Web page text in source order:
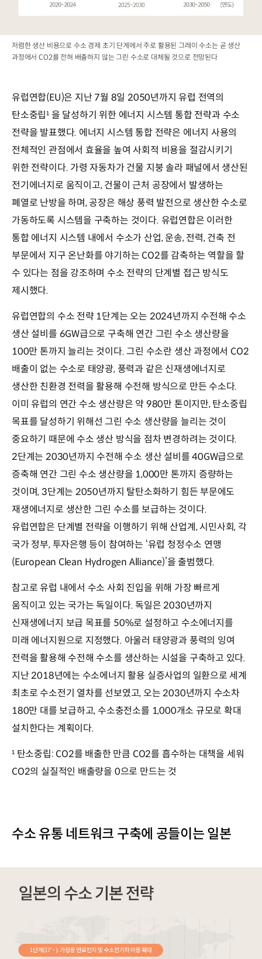
저렴한 생산 비용으로 수소 경제 초기 단계에서 주로 활용된 그레이 수소는 곧 생산
과정에서 CO2를 전혀 배출하지 않는 그린 수소로 대체될 것으로 전망된다
유럽연합(EU)은 지난 7월 8일 2050년까지 유럽 전역의
탄소중립¹ 을 달성하기 위한 에너지 시스템 통합 전략과 수소
전략을 발표했다. 에너지 시스템 통합 전략은 에너지 사용의
전체적인 관점에서 효율을 높여 사회적 비용을 절감시키기
위한 전략이다. 가령 자동차가 건물 지붕 솔라 패널에서 생산된
전기에너지로 움직이고, 건물이 근처 공장에서 발생하는
폐열로 난방을 하며, 공장은 해상 풍력 발전으로 생산한 수소로
가동하도록 시스템을 구축하는 것이다. 유럽연합은 이러한
통합 에너지 시스템 내에서 수소가 산업, 운송, 전력, 건축 전
부문에서 지구 온난화를 야기하는 CO2를 감축하는 역할을 할
수 있다는 점을 강조하며 수소 전략의 단계별 접근 방식도
제시했다.
유럽연합의 수소 전략 1단계는 오는 2024년까지 수전해 수소
생산 설비를 6GW급으로 구축해 연간 그린 수소 생산량을
100만 톤까지 늘리는 것이다. 그린 수소란 생산 과정에서 CO2
배출이 없는 수소로 태양광, 풍력과 같은 신재생에너지로
생산한 친환경 전력을 활용해 수전해 방식으로 만든 수소다.
이미 유럽의 연간 수소 생산량은 약 980만 톤이지만, 탄소중립
목표를 달성하기 위해선 그린 수소 생산량을 늘리는 것이
중요하기 때문에 수소 생산 방식을 점차 변경하려는 것이다.
2단계는 2030년까지 수전해 수소 생산 설비를 40GW급으로
증축해 연간 그린 수소 생산량을 1,000만 톤까지 증량하는
것이며, 3단계는 2050년까지 탈탄소화하기 힘든 부문에도
재생에너지로 생산한 그린 수소를 보급하는 것이다.
유럽연합은 단계별 전략을 이행하기 위해 산업계, 시민사회, 각
국가 정부, 투자은행 등이 참여하는 ‘유럽 청정수소 연맹
(European Clean Hydrogen Alliance)’을 출범했다.
참고로 유럽 내에서 수소 사회 진입을 위해 가장 빠르게
움직이고 있는 국가는 독일이다. 독일은 2030년까지
신재생에너지 보급 목표를 50%로 설정하고 수소에너지를
미래 에너지원으로 지정했다. 아울러 태양광과 풍력의 잉여
전력을 활용해 수전해 수소를 생산하는 시설을 구축하고 있다.
지난 2018년에는 수소에너지 활용 실증사업의 일환으로 세계
최초로 수소전기 열차를 선보였고, 오는 2030년까지 수소차
180만 대를 보급하고, 수소충전소를 1,000개소 규모로 확대
설치한다는 계획이다.
¹탄소중립: CO2를 배출한 만큼 CO2를 흡수하는 대책을 세워
CO2의 실질적인 배출량을 0으로 만드는 것
수소 유통 네트워크 구축에 공들이는 일본